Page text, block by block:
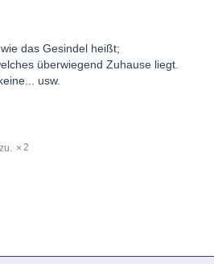
das Gesindel heißt;
überwiegend Zuhause liegt.
usw.
2